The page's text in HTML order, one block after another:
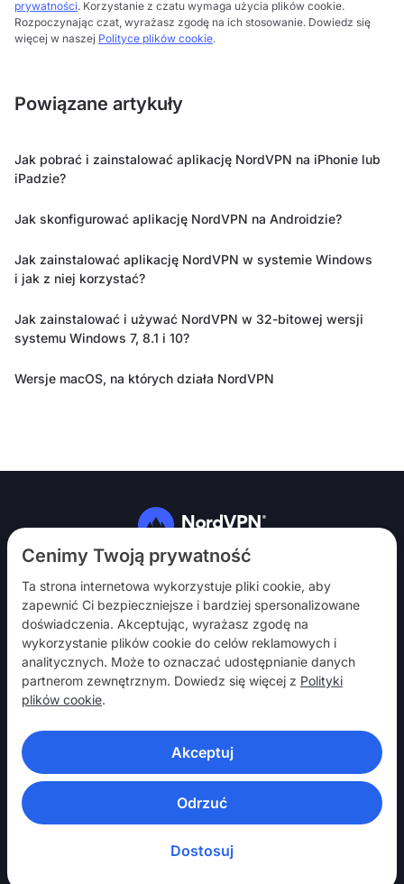
Cenimy Twoją prywatność
Ta strona internetowa wykorzystuje pliki cookie, aby
zapewnić Ci bezpieczniejsze i bardziej spersonalizowane
doświadczenia. Akceptując, wyrażasz zgodę na
wykorzystanie plików cookie do celów reklamowych i
analitycznych. Może to oznaczać udostępnianie danych
partnerom zewnętrznym. Dowiedz się więcej z Polityki
plików cookie.
Akceptuj
Odrzuć
Dostosuj
prywatności. Korzystanie z czatu wymaga użycia plików cookie.
Rozpoczynając czat, wyrażasz zgodę na ich stosowanie. Dowiedz się
więcej w naszej Polityce plików cookie.
Powiązane artykuły
Jak pobrać i zainstalować aplikację NordVPN na iPhonie lub
iPadzie?
Jak skonfigurować aplikację NordVPN na Androidzie?
Jak zainstalować aplikację NordVPN w systemie Windows
i jak z niej korzystać?
Jak zainstalować i używać NordVPN w 32-bitowej wersji
systemu Windows 7, 8.1 i 10?
Wersje macOS, na których działa NordVPN
Obserwuj nas
NordVPN
Włącz
Pomoc
Odkryj
APLIKACJE VPN
© 2026 Nord Security. Wszelkie Prawa Zastrzeżone